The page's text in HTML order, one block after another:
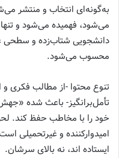
به‌گونه‌ای انتخاب و منتشر
می‌شود، فهمیده می‌شود و
دانشجویی شتاب‌زده و سطحی
محسوب می‌شود.
تنوع محتوا -از مطالب فکری و
تأمل‌برانگیز- باعث شده
خود را با مخاطب حفظ کند.
امیدوارکننده و غیرتحمیلی
ایستاده اند، نه بالای سرشان.